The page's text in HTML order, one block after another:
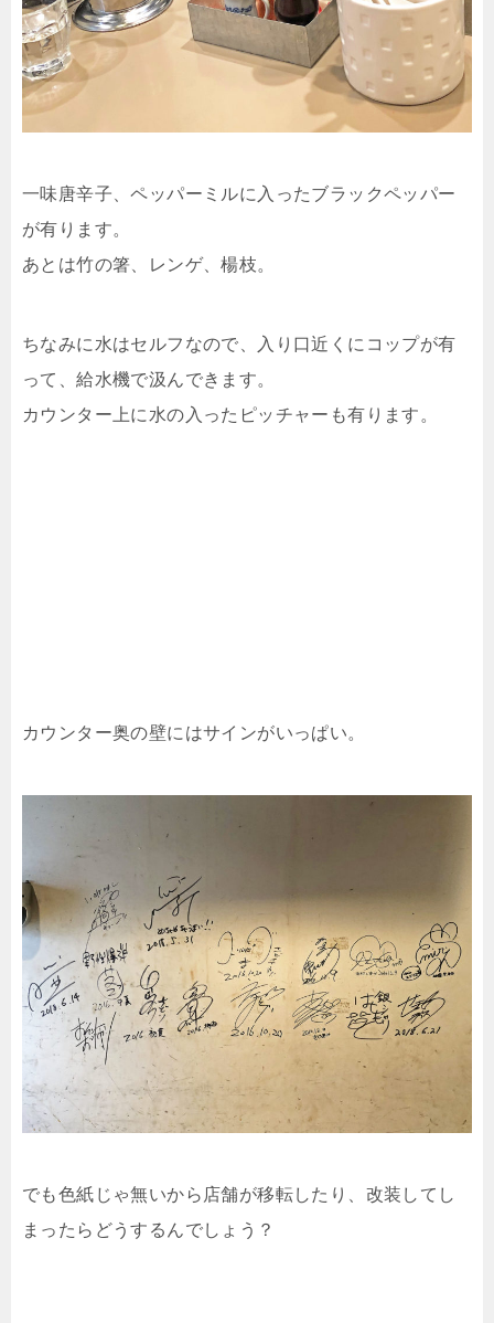
一味唐辛子、ペッパーミルに入ったブラックペッパー
が有ります。
あとは竹の箸、レンゲ、楊枝。
ちなみに水はセルフなので、入り口近くにコップが有
って、給水機で汲んできます。
カウンター上に水の入ったピッチャーも有ります。
カウンター奥の壁にはサインがいっぱい。
でも色紙じゃ無いから店舗が移転したり、改装してし
まったらどうするんでしょう？